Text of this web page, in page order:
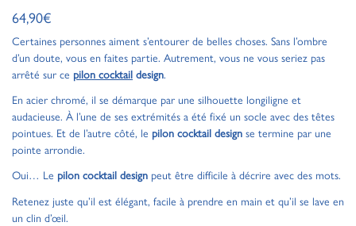
64,90€
Certaines personnes aiment s’entourer de belles choses. Sans l’ombre
d’un doute, vous en faites partie. Autrement, vous ne vous seriez pas
arrêté sur ce pilon cocktail design.
En acier chromé, il se démarque par une silhouette longiligne et
audacieuse. À l’une de ses extrémités a été fixé un socle avec des têtes
pointues. Et de l’autre côté, le pilon cocktail design se termine par une
pointe arrondie.
Oui… Le pilon cocktail design peut être difficile à décrire avec des mots.
Retenez juste qu’il est élégant, facile à prendre en main et qu’il se lave en
un clin d’œil.